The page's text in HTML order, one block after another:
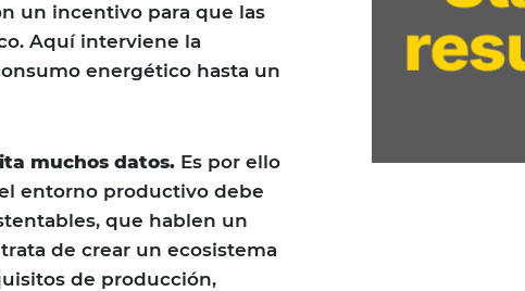
un incentivo para que las
Aquí interviene la
energético hasta un
muchos datos. Es por ello
entorno productivo debe
que hablen un
de crear un ecosistema
de producción,